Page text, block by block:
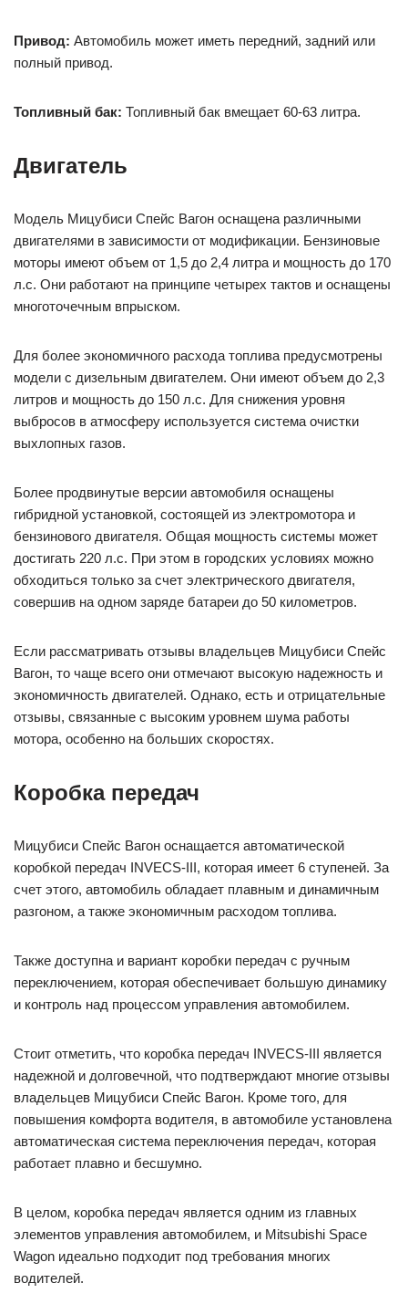
Привод: Автомобиль может иметь передний, задний или
полный привод.
Топливный бак: Топливный бак вмещает 60-63 литра.
Двигатель
Модель Мицубиси Спейс Вагон оснащена различными
двигателями в зависимости от модификации. Бензиновые
моторы имеют объем от 1,5 до 2,4 литра и мощность до 170
л.с. Они работают на принципе четырех тактов и оснащены
многоточечным впрыском.
Для более экономичного расхода топлива предусмотрены
модели с дизельным двигателем. Они имеют объем до 2,3
литров и мощность до 150 л.с. Для снижения уровня
выбросов в атмосферу используется система очистки
выхлопных газов.
Более продвинутые версии автомобиля оснащены
гибридной установкой, состоящей из электромотора и
бензинового двигателя. Общая мощность системы может
достигать 220 л.с. При этом в городских условиях можно
обходиться только за счет электрического двигателя,
совершив на одном заряде батареи до 50 километров.
Если рассматривать отзывы владельцев Мицубиси Спейс
Вагон, то чаще всего они отмечают высокую надежность и
экономичность двигателей. Однако, есть и отрицательные
отзывы, связанные с высоким уровнем шума работы
мотора, особенно на больших скоростях.
Коробка передач
Мицубиси Спейс Вагон оснащается автоматической
коробкой передач INVECS-III, которая имеет 6 ступеней. За
счет этого, автомобиль обладает плавным и динамичным
разгоном, а также экономичным расходом топлива.
Также доступна и вариант коробки передач с ручным
переключением, которая обеспечивает большую динамику
и контроль над процессом управления автомобилем.
Стоит отметить, что коробка передач INVECS-III является
надежной и долговечной, что подтверждают многие отзывы
владельцев Мицубиси Спейс Вагон. Кроме того, для
повышения комфорта водителя, в автомобиле установлена
автоматическая система переключения передач, которая
работает плавно и бесшумно.
В целом, коробка передач является одним из главных
элементов управления автомобилем, и Mitsubishi Space
Wagon идеально подходит под требования многих
водителей.